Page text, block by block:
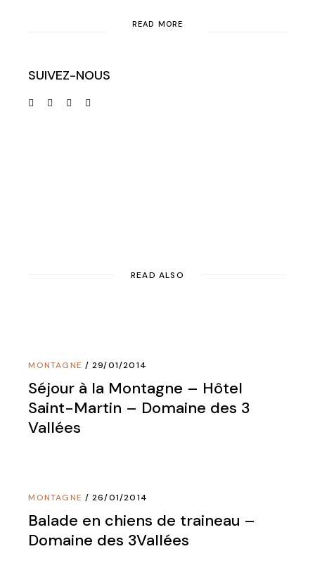
READ MORE
SUIVEZ-NOUS
READ ALSO
MONTAGNE 29/01/2014
Séjour à la Montagne – Hôtel
Saint-Martin – Domaine des 3
Vallées
MONTAGNE 26/01/2014
Balade en chiens de traineau –
Domaine des 3Vallées